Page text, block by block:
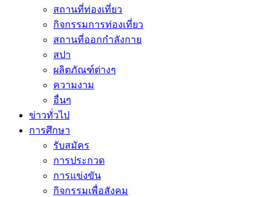
สถานที่ท่องเที่ยว
กิจกรรมการท่องเที่ยว
สถานที่ออกกำลังกาย
สปา
ผลิตภัณฑ์ต่างๆ
ความงาม
อื่นๆ
ข่าวทั่วไป
การศึกษา
รับสมัคร
การประกวด
การแข่งขัน
กิจกรรมเพื่อสังคม